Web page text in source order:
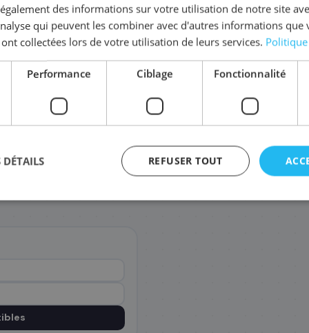
Livraison mardi
jusqu'à -6% Offre
Paiement sécurisé SSL
Facture pro incluse
des informations sur votre utilisation de notre site
qui peuvent les combiner avec d'autres informations que
collectées lors de votre utilisation de leurs services.
Performance Ciblage Fonctionnalité
REFUSER TOUT
DÉTAILS